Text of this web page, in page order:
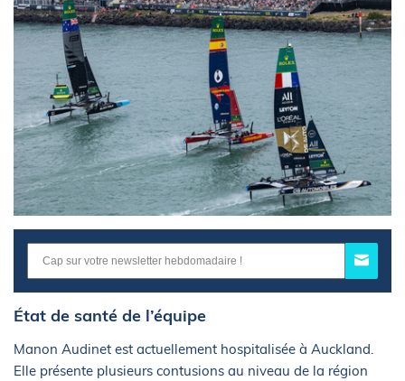
État de santé de l’équipe
Manon Audinet est actuellement hospitalisée à Auckland.
Elle présente plusieurs contusions au niveau de la région